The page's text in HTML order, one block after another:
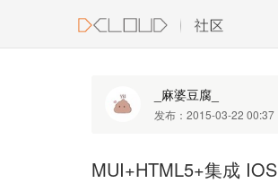
_麻婆豆腐_
发布：2015-03-22 00:37
MUI+HTML5+集成